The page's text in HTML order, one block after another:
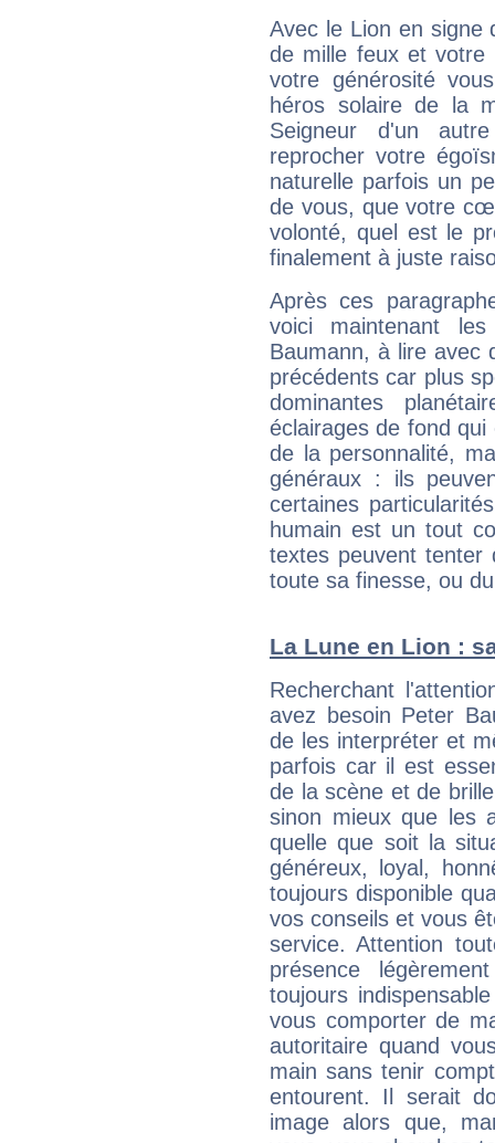
Avec le Lion en signe
de mille feux et votre
votre générosité
héros solaire de la
Seigneur d'un
reprocher votre
naturelle parfois un
de vous, que votre
volonté, quel est le
finalement à juste
Après ces
voici maintenant
Baumann, à lire avec
précédents car plus
dominantes
éclairages de fond
de la personnalité,
généraux : ils
certaines
humain est un tout
textes peuvent tenter
toute sa finesse, ou
La Lune en Lion :
Recherchant
avez besoin Peter
de les interpréter et
parfois car il est
de la scène et de
sinon mieux que les
quelle que soit la
généreux, loyal,
toujours disponible
vos conseils et vous
service. Attention
présence
toujours
vous comporter de
autoritaire quand
main sans tenir
entourent. Il serait
image alors que,